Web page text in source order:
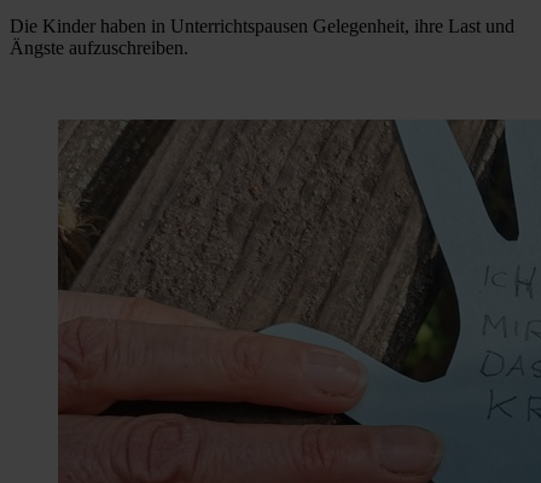
Die Kinder haben in Unterrichtspausen Gelegenheit, ihre Last und
Ängste aufzuschreiben.